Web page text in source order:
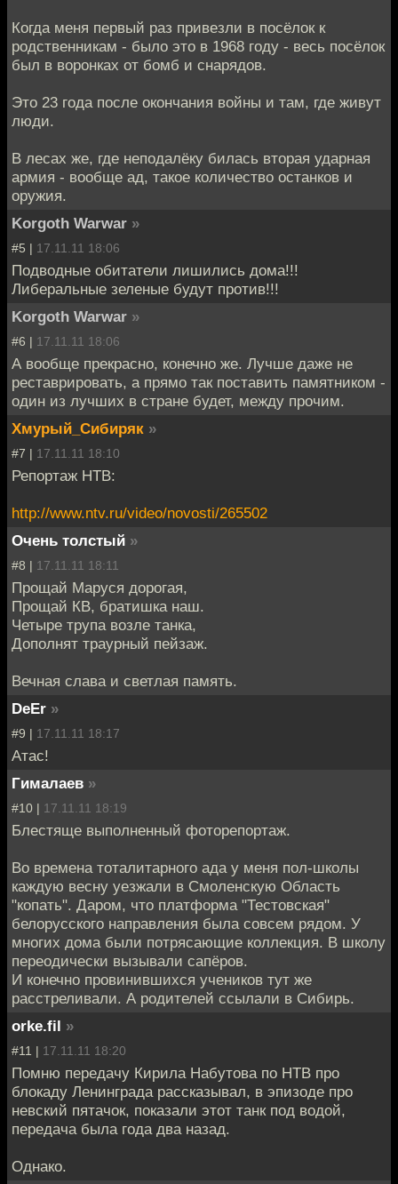
Когда меня первый раз привезли в посёлок к
родственникам - было это в 1968 году - весь посёлок
был в воронках от бомб и снарядов.
Это 23 года после окончания войны и там, где живут
люди.
В лесах же, где неподалёку билась вторая ударная
армия - вообще ад, такое количество останков и
оружия.
Korgoth Warwar »
#5 | 17.11.11 18:06
Подводные обитатели лишились дома!!!
Либеральные зеленые будут против!!!
Korgoth Warwar »
#6 | 17.11.11 18:06
А вообще прекрасно, конечно же. Лучше даже не
реставрировать, а прямо так поставить памятником -
один из лучших в стране будет, между прочим.
Хмурый_Сибиряк »
#7 | 17.11.11 18:10
Репортаж НТВ:
http://www.ntv.ru/video/novosti/265502
Очень толстый »
#8 | 17.11.11 18:11
Прощай Маруся дорогая,
Прощай КВ, братишка наш.
Четыре трупа возле танка,
Дополнят траурный пейзаж.
Вечная слава и светлая память.
DeEr »
#9 | 17.11.11 18:17
Атас!
Гималаев »
#10 | 17.11.11 18:19
Блестяще выполненный фоторепортаж.
Во времена тоталитарного ада у меня пол-школы
каждую весну уезжали в Смоленскую Область
"копать". Даром, что платформа "Тестовская"
белорусского направления была совсем рядом. У
многих дома были потрясающие коллекция. В школу
переодически вызывали сапёров.
И конечно провинившихся учеников тут же
расстреливали. А родителей ссылали в Сибирь.
orke.fil »
#11 | 17.11.11 18:20
Помню передачу Кирила Набутова по НТВ про
блокаду Ленинграда рассказывал, в эпизоде про
невский пятачок, показали этот танк под водой,
передача была года два назад.
Однако.